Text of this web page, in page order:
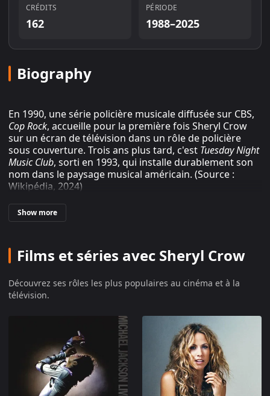
CRÉDITS
162
PÉRIODE
1988–2025
Biography
En 1990, une série policière musicale diffusée sur CBS,
Cop Rock, accueille pour la première fois Sheryl Crow
sur un écran de télévision dans un rôle de policière
sous couverture. Trois ans plus tard, c'est Tuesday Night
Music Club, sorti en 1993, qui installe durablement son
nom dans le paysage musical américain. (Source :
Wikipédia, 2024)
Sheryl Crow : de l'université du Missouri
Diplômée de l'université du Missouri, Sheryl Suzanne
Crow enseigne la musique à des enfants autistes dans
une école primaire de Fenton, près de Saint-Louis,
avant de rejoindre Los Angeles en 1986. Elle y multiplie
les auditions, enchaîne les jingles publicitaires, et
décroche le rôle de choriste pour Michael Jackson sur
Bad World Tour entre 1987 et 1989. (Source :
Wikipédia, 2024)
À la fin de la tournée, elle continue leback-uppour
Sting, Stevie Wonder et Rod Stewart, tout en écrivant
Show more
Films et séries avec Sheryl Crow
Découvrez ses rôles les plus populaires au cinéma et à la
télévision.